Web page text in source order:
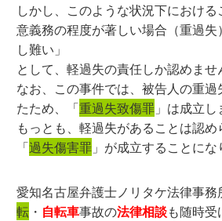
しかし、このような状況下におけ
意義務の程度が著しい場合（重過
し難い」
として、軽過失の責任しか認めませ
なお、この事件では、被告人の重
たため、「重過失致傷罪 」は成立し
もっとも、軽過失があることは認め
「過失傷害罪 」が成立することにな
愛知名古屋弁護士ノリタケ法律事務
転 ・ 自転車事故の法律相談も随時受